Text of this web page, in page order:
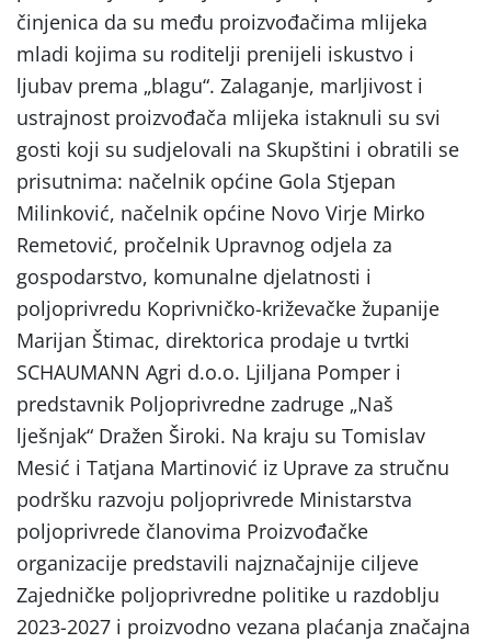
činjenica da su među proizvođačima mlijeka
mladi kojima su roditelji prenijeli iskustvo i
ljubav prema „blagu“. Zalaganje, marljivost i
ustrajnost proizvođača mlijeka istaknuli su svi
gosti koji su sudjelovali na Skupštini i obratili se
prisutnima: načelnik općine Gola Stjepan
Milinković, načelnik općine Novo Virje Mirko
Remetović, pročelnik Upravnog odjela za
gospodarstvo, komunalne djelatnosti i
poljoprivredu Koprivničko-križevačke županije
Marijan Štimac, direktorica prodaje u tvrtki
SCHAUMANN Agri d.o.o. Ljiljana Pomper i
predstavnik Poljoprivredne zadruge „Naš
lješnjak“ Dražen Široki. Na kraju su Tomislav
Mesić i Tatjana Martinović iz Uprave za stručnu
podršku razvoju poljoprivrede Ministarstva
poljoprivrede članovima Proizvođačke
organizacije predstavili najznačajnije ciljeve
Zajedničke poljoprivredne politike u razdoblju
2023-2027 i proizvodno vezana plaćanja značajna